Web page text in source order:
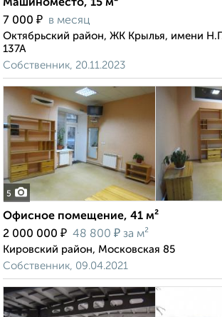
Машиноместо, 15 м²
7 000 ₽ в месяц
Октябрьский район, ЖК Крылья, имени
137А
Собственник, 20.11.2023
5
Офисное помещение, 41 м²
2 000 000 ₽ 48 800 ₽ за м²
Кировский район, Московская 85
Собственник, 09.04.2021